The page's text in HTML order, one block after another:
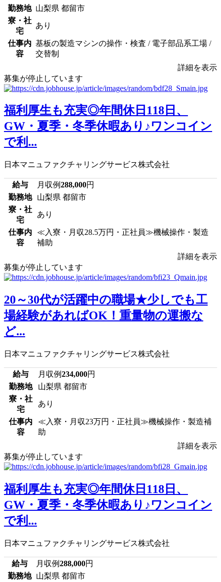
勤務地 山梨県 都留市
寮・社
宅
あり
仕事内
容
基板の製造マシンの操作・検査 / 電子部品系工場 /
交替制
詳細を表示
募集が停止しています
福利厚生も充実◎年間休日118日、
GW・夏季・冬季休暇あり♪ワンコイン
で利...
日本マニュファクチャリングサービス株式会社
給与 月収例288,000円
勤務地
山梨県 都留市
寮・社
宅
あり
仕事内
容
≪入寮・月収28.5万円・正社員≫機械操作・製造
補助
詳細を表示
募集が停止しています
20～30代が活躍中の職場★少しでも工
場経験があればOK！重量物の運搬な
ど...
日本マニュファクチャリングサービス株式会社
給与 月収例234,000円
勤務地
山梨県 都留市
寮・社
宅
あり
仕事内
容
≪入寮・月収23万円・正社員≫機械操作・製造補
助
詳細を表示
募集が停止しています
福利厚生も充実◎年間休日118日、
GW・夏季・冬季休暇あり♪ワンコイン
で利...
日本マニュファクチャリングサービス株式会社
給与 月収例288,000円
勤務地 山梨県 都留市